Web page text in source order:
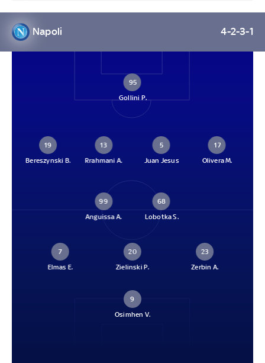
Napoli 4-2-3-1
95
Gollini P.
19
Bereszynski B.
13
Rrahmani A.
5
Juan Jesus
17
Olivera M.
99
Anguissa A.
68
Lobotka S.
7
Elmas E.
20
Zielinski P.
23
Zerbin A.
9
Osimhen V.